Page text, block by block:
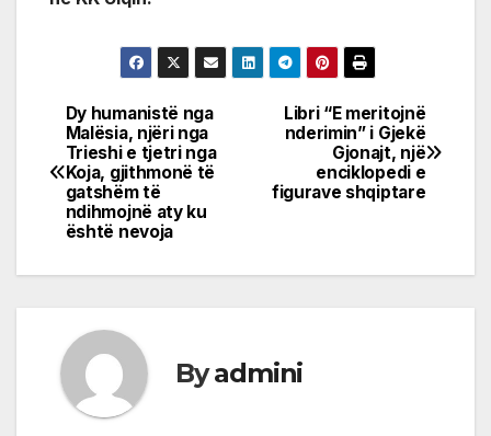
Post
navigation
Libri “E meritojnë
nderimin” i Gjekë
Gjonajt, një
enciklopedi e
figurave shqiptare
Dy humanistë nga
Malësia, njëri nga
Trieshi e tjetri nga
Koja, gjithmonë të
gatshëm të
ndihmojnë aty ku
është nevoja
Byadmini